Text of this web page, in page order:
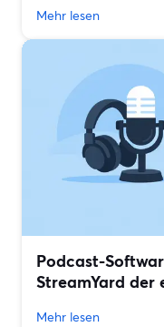
Mehr lesen
Podcast-
StreamYard
Mehr lesen